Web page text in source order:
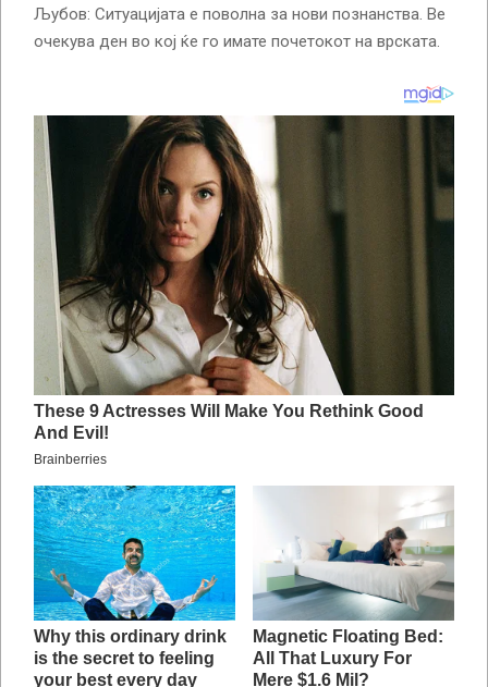
Љубов: Ситуацијата е поволна за нови познанства. Ве
очекува ден во кој ќе го имате почетокот на врската.